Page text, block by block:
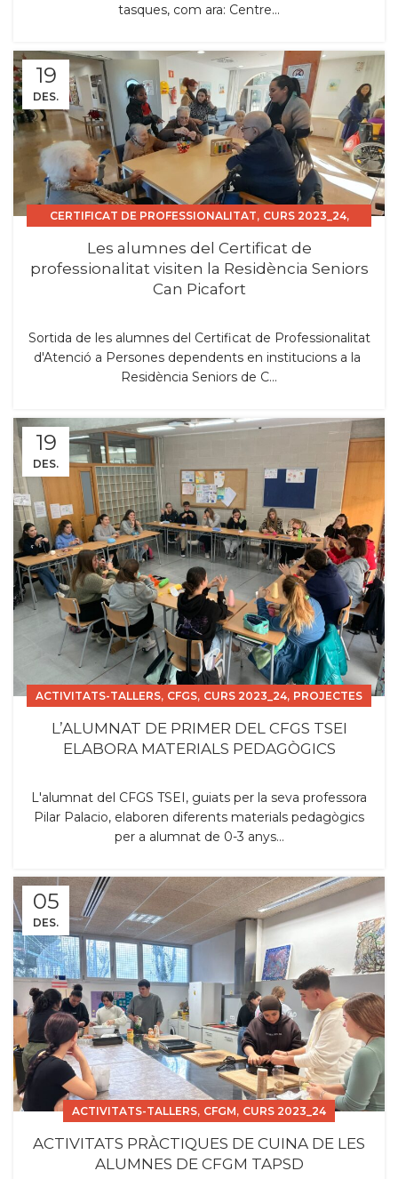
tasques, com ara: Centre...
19
DES.
CERTIFICAT DE PROFESSIONALITAT, CURS 2023_24,
Les alumnes del Certificat de
professionalitat visiten la Residència Seniors
Can Picafort
Sortida de les alumnes del Certificat de Professionalitat
d'Atenció a Persones dependents en institucions a la
Residència Seniors de C...
19
DES.
ACTIVITATS-TALLERS, CFGS, CURS 2023_24, PROJECTES
L’ALUMNAT DE PRIMER DEL CFGS TSEI
ELABORA MATERIALS PEDAGÒGICS
L'alumnat del CFGS TSEI, guiats per la seva professora
Pilar Palacio, elaboren diferents materials pedagògics
per a alumnat de 0-3 anys...
05
DES.
ACTIVITATS-TALLERS, CFGM, CURS 2023_24
ACTIVITATS PRÀCTIQUES DE CUINA DE LES
ALUMNES DE CFGM TAPSD